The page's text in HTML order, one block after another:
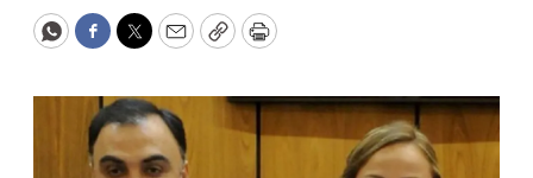
WhatsApp
Facebook
Twitter
EmailCopyPrint